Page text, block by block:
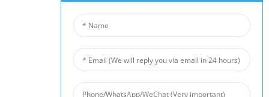
Sales@chinabeihai.net
Project & Application Potentials